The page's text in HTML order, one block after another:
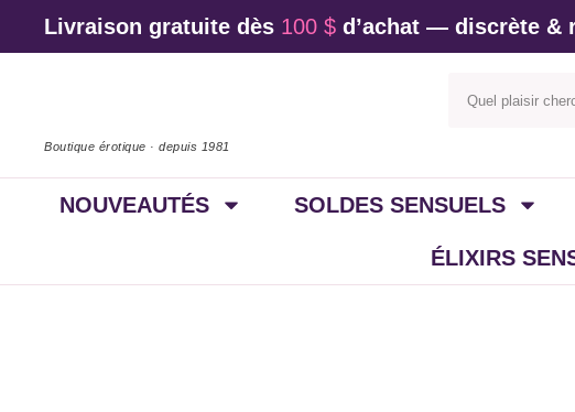
Livraison gratuite dès 100 $ d’achat — discrète &
Boutique érotique · depuis 1981
NOUVEAUTÉS SOLDES SENSUELS
ÉLIXIRS